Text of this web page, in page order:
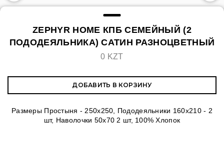
ZEPHYR HOME КПБ СЕМЕЙНЫЙ (2
ПОДОДЕЯЛЬНИКА) САТИН РАЗНОЦВЕТНЫЙ
0 KZT
ДОБАВИТЬ В КОРЗИНУ
Размеры Простыня - 250х250, Пододеяльники 160х210 - 2
шт, Наволочки 50х70 2 шт, 100% Хлопок